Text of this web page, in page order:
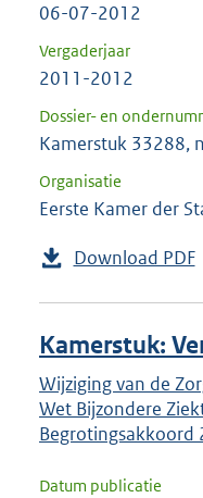
06-07-2012
Vergaderjaar
2011-2012
Dossier- en
Kamerstuk 33288,
Organisatie
Eerste Kamer der
Download PDF
Kamerstuk:
Wijziging van de
Wet Bijzondere
Begrotingsakkoord
Datum publicatie